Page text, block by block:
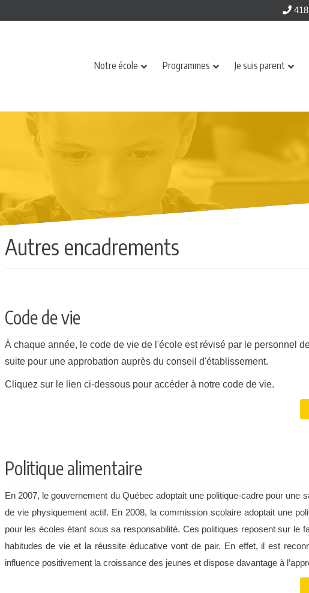
Notre école Programmes Je suis parent
Autres encadrements
Code de vie
À chaque année, le code de vie de l'école est révisé par le personnel
suite pour une approbation auprès du conseil d'établissement.
Cliquez sur le lien ci-dessous pour accéder à notre code de vie.
Politique alimentaire
En 2007, le gouvernement du Québec adoptait une politique-cadre pour une
de vie physiquement actif. En 2008, la commission scolaire adoptait une
pour les écoles étant sous sa responsabilité. Ces politiques reposent sur le
habitudes de vie et la réussite éducative vont de pair. En effet, il est
influence positivement la croissance des jeunes et dispose davantage à